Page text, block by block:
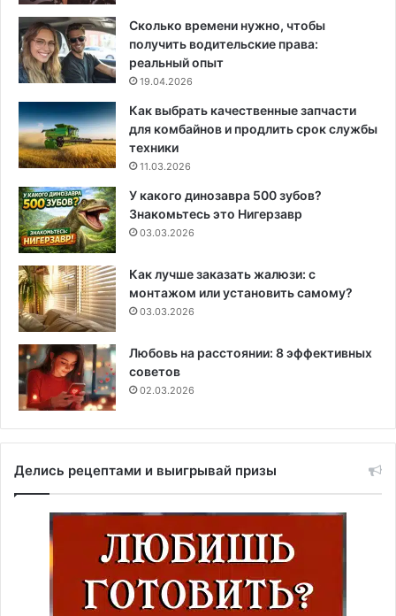
Сколько времени нужно, чтобы
получить водительские права:
реальный опыт
19.04.2026
Как выбрать качественные запчасти
для комбайнов и продлить срок службы
техники
11.03.2026
У какого динозавра 500 зубов?
Знакомьтесь это Нигерзавр
03.03.2026
Как лучше заказать жалюзи: с
монтажом или установить самому?
03.03.2026
Любовь на расстоянии: 8 эффективных
советов
02.03.2026
Делись рецептами и выигрывай призы